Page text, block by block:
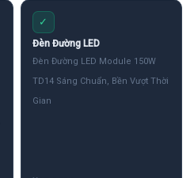
✓
Đèn Đường LED
Đèn Đường LED Module 150W
TD14 Sáng Chuẩn, Bền Vượt Thời
Gian